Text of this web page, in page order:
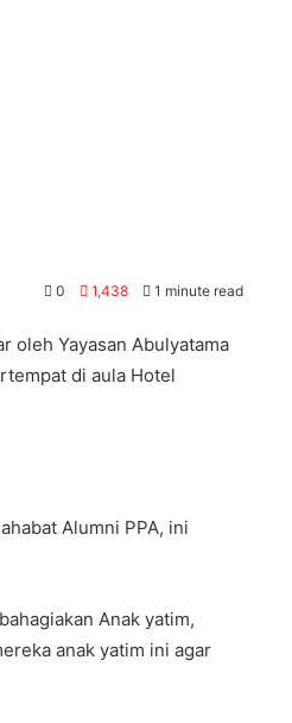
0 1,438 1 minute read
oleh Yayasan Abulyatama
di aula Hotel
Alumni PPA, ini
Anak yatim,
anak yatim ini agar